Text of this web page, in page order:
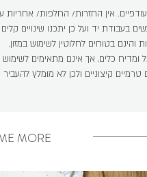
אין החזרות/ החלפות/ אחריות
בעבודת יד ועל כן יתכנו שינויים
ומדיח כלים, אך אינם מתאימים לשימוש
טרמיים קיצוניים ולכן לא מומלץ
MORE